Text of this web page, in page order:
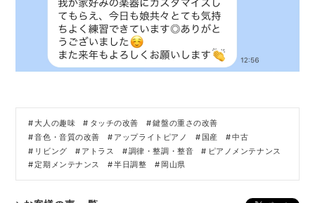
大人の趣味 タッチの改善
鍵盤の重さの改善
音色・音質の改善
アップライトピアノ 国産
中古
リビング
アトラス 調律・整調・整音
ピアノメンテナンス
定期メンテナンス
半日調整 岡山県